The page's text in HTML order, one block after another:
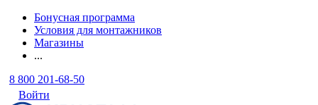
Бонусная программа
Условия для монтажников
Магазины
...
8 800 201-68-50
Войти